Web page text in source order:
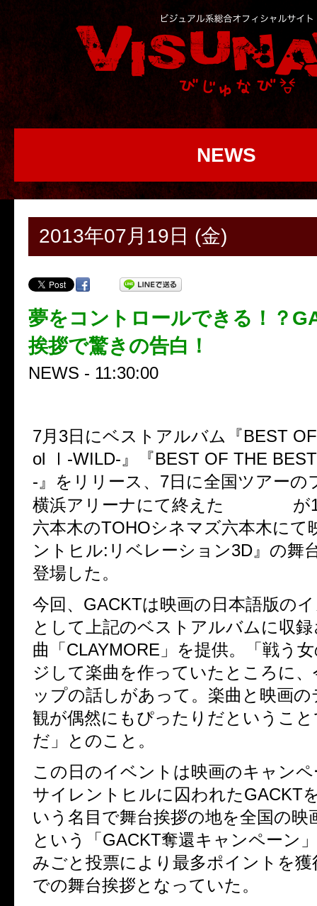
NEWS
2013年07月19日 (金)
夢をコントロールできる！？
挨拶で驚きの告白！
NEWS - 11:30:00
7月3日にベストアルバム『BEST
ol Ⅰ‐WILD‐』『BEST OF THE
‐』をリリース、7日に全国ツアーの
横浜アリーナにて終えた
が
六本木のTOHOシネマズ六本木にて
ントヒル:リベレーション3D』の舞
登場した。
今回、GACKTは映画の日本語版の
として上記のベストアルバムに収
曲「CLAYMORE」を提供。「戦う
ジして楽曲を作っていたところに
ップの話しがあって。楽曲と映画
観が偶然にもぴったりだというこ
だ」とのこと。
この日のイベントは映画のキャン
サイレントヒルに囚われたGACKT
いう名目で舞台挨拶の地を全国の映
という「GACKT奪還キャンペーン
みごと投票により最多ポイントを獲
での舞台挨拶となっていた。